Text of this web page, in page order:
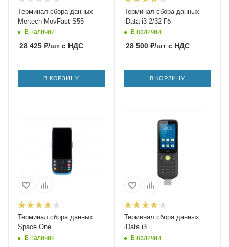
Терминал сбора данных
Mertech MovFast S55
В наличии
28 425 ₽/шт с НДС
В КОРЗИНУ
Терминал сбора данных
iData i3 2/32 Гб
В наличии
28 500₽/штс НДС
В КОРЗИНУ
Терминал сбора данных
Space One
В наличии
Терминал сбора данных
iData i3
В наличии